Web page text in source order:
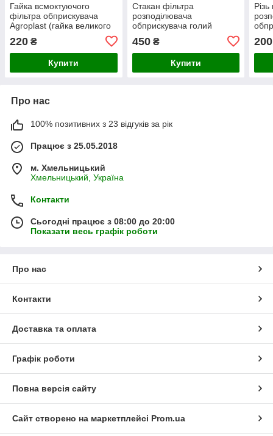
Гайка всмоктуючого
фільтра обприскувача
Agroplast (гайка великого
220 ₴
Купити
Стакан фільтра
розподілювача
обприскувача голий
450₴
Купити
200
Про нас
100% позитивних з 23 відгуків за рік
Працює з 25.05.2018
м. Хмельницький
Хмельницький, Україна
Контакти
Сьогодні працює з 08:00 до 20:00
Показати весь графік роботи
Про нас
Контакти
Доставка та оплата
Графік роботи
Повна версія сайту
Сайт створено на маркетплейсі Prom.ua